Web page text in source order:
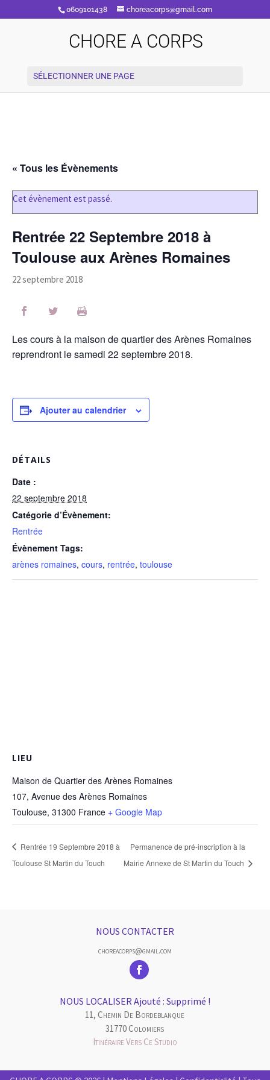
0609101438 choreacorps@gmail.com
CHORE A CORPS
SÉLECTIONNER UNE PAGE
« Tous les Évènements
Cet évènement est passé.
Rentrée 22 Septembre 2018 à
Toulouse aux Arènes Romaines
22 septembre 2018
Les cours à la maison de quartier des Arènes Romaines
reprendront le samedi 22 septembre 2018.
Ajouter au calendrier
DÉTAILS
Date :
22 septembre 2018
Catégorie d’Évènement:
Rentrée
Évènement Tags:
arènes romaines, cours, rentrée, toulouse
LIEU
Maison de Quartier des Arènes Romaines
107, Avenue des Arènes Romaines
Toulouse, 31300 France + Google Map
Rentrée 19 Septembre 2018 à
Toulouse St Martin du Touch
Permanence de pré-inscription à la
Mairie Annexe de St Martin du Touch
NOUS CONTACTER
choreacorps@gmail.com
NOUS LOCALISER Ajouté : Supprimé !
11, Chemin De Bordeblanque
31770 Colomiers
Itinéraire Vers Ce Studio